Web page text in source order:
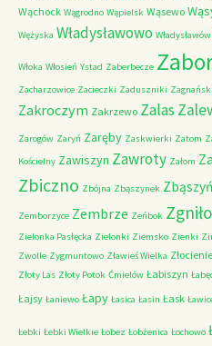
Wąchock Wągrodno Wąpielsk Wąsewo
Wężyska Władysławowo Władysławów
Włoka Włosień Ystad Zaberbecze
Zacharzowice Zacieczki Zaduszniki Zagnańsk
Zakroczym Zakrzewo Zalas
Zarogów Zaryń Zaręby Zaskwierki Zatom
Kościelny Zawiszyn Zawroty Załom
Zbiczno Zbójna Zbąszynek Zbąszyń
Zemborzyce Zembrze Zeńbok
Zielonka Pasłęcka Zielonki Ziemsko Zienki
Zwolle Zygmuntowo Zławieś Wielka
Złoty Las Złoty Potok Ćmielów Łabiszyn
Łajsy Łaniewo Łapy Łasica Łasin Łask
Łebki Łebki Wielkie Łobez Łobżenica Łochowo